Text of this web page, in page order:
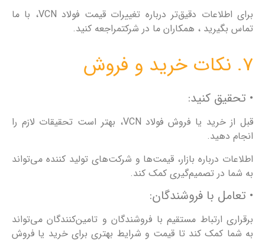
برای اطلاعات دقیق‌تر درباره تغییرات قیمت فولاد VCN، با ما
تماس بگیرید ، همکاران ما در شرکتمراجعه کنید.
7. نکات خرید و فروش
• تحقیق کنید:
قبل از خرید یا فروش فولاد VCN، بهتر است تحقیقات لازم را
انجام دهید.
اطلاعات درباره بازار، قیمت‌ها و شرکت‌های تولید کننده می‌تواند
به شما در تصمیم‌گیری کمک کند.
• تعامل با فروشندگان:
برقراری ارتباط مستقیم با فروشندگان و تامین‌کنندگان می‌تواند
به شما کمک کند تا قیمت و شرایط بهتری برای خرید یا فروش